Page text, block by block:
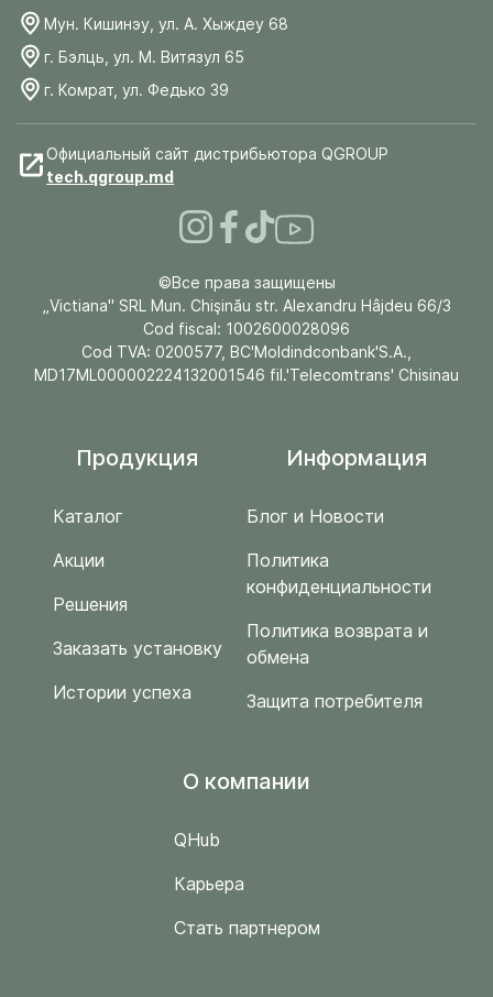
Мун. Кишинэу, ул. А. Хыждеу 68
г. Бэлць, ул. М. Витязул 65
г. Комрат, ул. Федько 39
Официальный сайт дистрибьютора QGROUP
tech.qgroup.md
©Все права защищены
„Victiana" SRL Mun. Chişinău str. Alexandru Hâjdeu 66/3
Cod fiscal: 1002600028096
Cod TVA: 0200577, BC'Moldindconbank'S.A.,
MD17ML000002224132001546 fil.'Telecomtrans' Chisinau
Продукция
Каталог
Акции
Решения
Заказать установку
Истории успеха
Информация
Блог и Новости
Политика
конфиденциальности
Политика возврата и
обмена
Защита потребителя
O компании
QHub
Карьера
Стать партнером